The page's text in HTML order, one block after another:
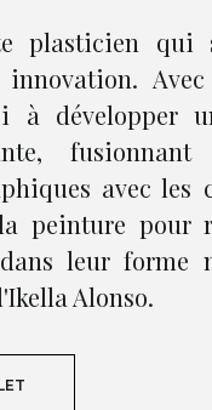
plasticien qui
innovation.
à développer
fusionnant
avec les
peinture pour
leur forme
Alonso.